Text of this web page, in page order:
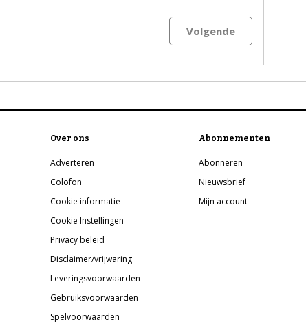
Volgende
Over ons
Adverteren
Colofon
Cookie informatie
Cookie Instellingen
Privacy beleid
Disclaimer/vrijwaring
Leveringsvoorwaarden
Gebruiksvoorwaarden
Spelvoorwaarden
Abonnementen
Abonneren
Nieuwsbrief
Mijn account